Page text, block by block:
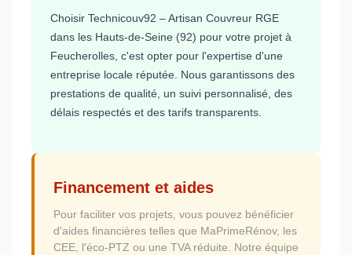
Choisir Technicouv92 – Artisan Couvreur RGE
dans les Hauts-de-Seine (92) pour votre projet à
Feucherolles, c'est opter pour l'expertise d'une
entreprise locale réputée. Nous garantissons des
prestations de qualité, un suivi personnalisé, des
délais respectés et des tarifs transparents.
Financement et aides
Pour faciliter vos projets, vous pouvez bénéficier
d'aides financières telles que MaPrimeRénov, les
CEE, l'éco-PTZ ou une TVA réduite. Notre équipe